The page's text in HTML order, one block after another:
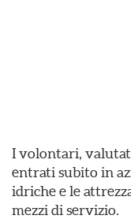
I volontari,
entrati subito in
idriche e le
mezzi di servizio.